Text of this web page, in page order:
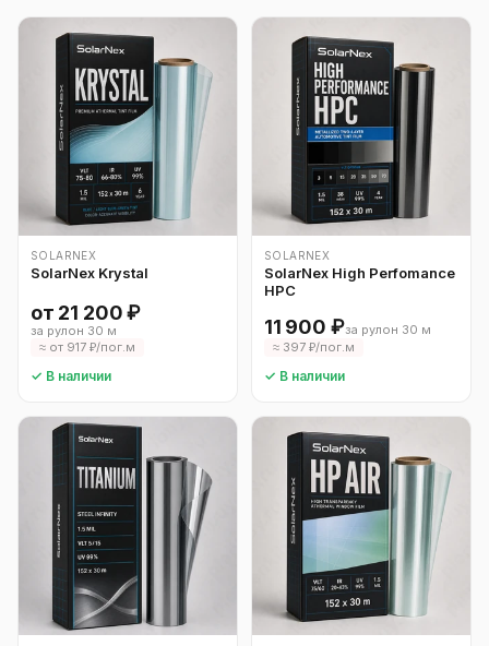
SOLARNEX
SolarNex Krystal
от 21 200 ₽
за рулон 30 м
≈ от 917 ₽/пог.м
✓ В наличии
SOLARNEX
SolarNex High Perfomance
HPC
11 900 ₽за рулон 30 м
≈ 397 ₽/пог.м
✓ В наличии